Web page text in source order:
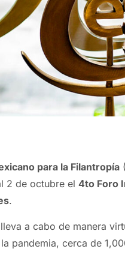
para la Filantropía
2 de octubre el 4to Foro
.
a cabo de manera
pandemia, cerca de